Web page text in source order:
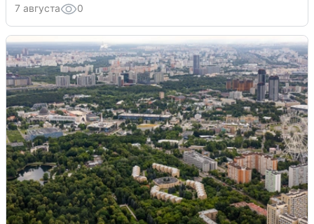
7 августа 0